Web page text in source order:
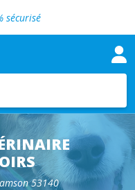
sécurisé
vétérinaire
vétérinaire
vétérinaire
clinique
vétérinaire
53140